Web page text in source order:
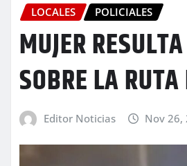
LOCALES POLICIALES
MUJER
SOBRE LA
Editor Noticias Nov 26,